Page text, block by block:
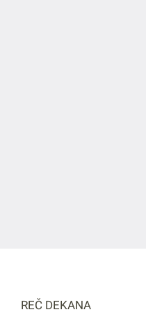
REČ DEKANA